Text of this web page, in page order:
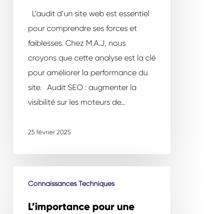
L’audit d’un site web est essentiel
pour comprendre ses forces et
faiblesses. Chez M.A.J, nous
croyons que cette analyse est la clé
pour améliorer la performance du
site. Audit SEO : augmenter la
visibilité sur les moteurs de…
25 février 2025
pourConnaissances Techniques
L’importance pour une